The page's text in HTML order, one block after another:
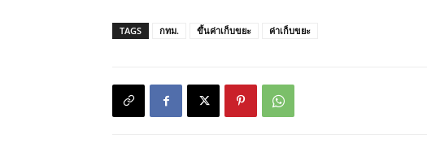
TAGS กทม. ขึ้นค่าเก็บขยะ ค่าเก็บขยะ